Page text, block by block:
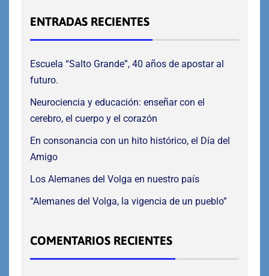
ENTRADAS RECIENTES
Escuela “Salto Grande”, 40 años de apostar al
futuro.
Neurociencia y educación: enseñar con el
cerebro, el cuerpo y el corazón
En consonancia con un hito histórico, el Día del
Amigo
Los Alemanes del Volga en nuestro país
“Alemanes del Volga, la vigencia de un pueblo”
COMENTARIOS RECIENTES